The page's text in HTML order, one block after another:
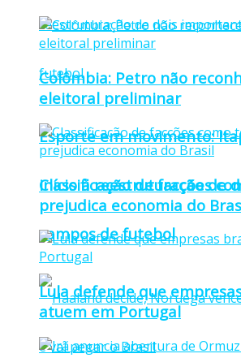
Esporte em movimento:
início à reestruturação de
campos de futebol
Colômbia: Petro não
eleitoral preliminar
Classificação de facções
prejudica economia do
Lula defende que
atuem em Portugal